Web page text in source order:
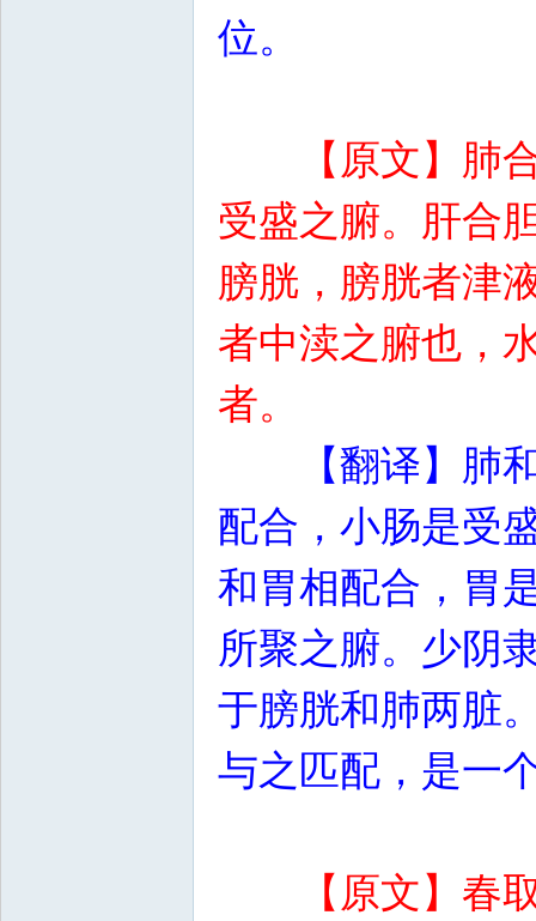
位。
【原文】肺
受盛之腑。肝合
膀胱，膀胱者津
者中渎之腑也，
者。
【翻译】肺
配合，小肠是受
和胃相配合，胃
所聚之腑。少阴
于膀胱和肺两脏
与之匹配，是一
【原文】春